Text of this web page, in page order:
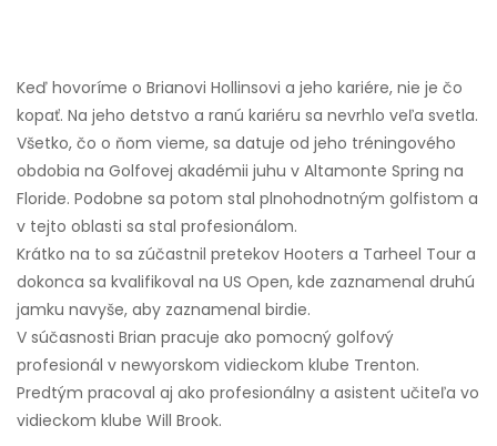
Keď hovoríme o Brianovi Hollinsovi a jeho kariére, nie je čo
kopať. Na jeho detstvo a ranú kariéru sa nevrhlo veľa svetla.
Všetko, čo o ňom vieme, sa datuje od jeho tréningového
obdobia na Golfovej akadémii juhu v Altamonte Spring na
Floride. Podobne sa potom stal plnohodnotným golfistom a
v tejto oblasti sa stal profesionálom.
Krátko na to sa zúčastnil pretekov Hooters a Tarheel Tour a
dokonca sa kvalifikoval na US Open, kde zaznamenal druhú
jamku navyše, aby zaznamenal birdie.
V súčasnosti Brian pracuje ako pomocný golfový
profesionál v newyorskom vidieckom klube Trenton.
Predtým pracoval aj ako profesionálny a asistent učiteľa vo
vidieckom klube Will Brook.